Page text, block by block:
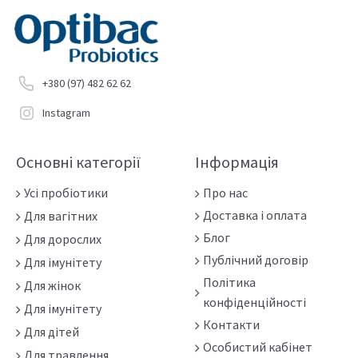
Saccharomyces boulardii
Bifidobacterium longum Rosell-175
Lactobacillus rhamnosus Rosell-11
Lactobacillus acidophilus Rosell-52
Rosell-175 також було показано в випробуваннях для
Преса та нагороди Optibac:
+380 (97) 482 62 62
Instagram
Основні категорії
Усі пробіотики
Для вагітних
Для дорослих
Для імунітету
Для жінок
Для імунітету
Для дітей
Інформація
Про нас
Доставка і оплата
Блог
Публічний договір
Політика
конфіденційності
Контакти
Особистий кабінет